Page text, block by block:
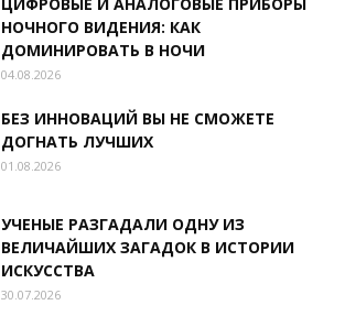
НОЧНОГО ВИДЕНИЯ: КАК
ДОМИНИРОВАТЬ В НОЧИ
04.08.2026
БЕЗ ИННОВАЦИЙ ВЫ НЕ СМОЖЕТЕ
ДОГНАТЬ ЛУЧШИХ
01.08.2026
УЧЕНЫЕ РАЗГАДАЛИ ОДНУ ИЗ
ВЕЛИЧАЙШИХ ЗАГАДОК В ИСТОРИИ
ИСКУССТВА
30.07.2026